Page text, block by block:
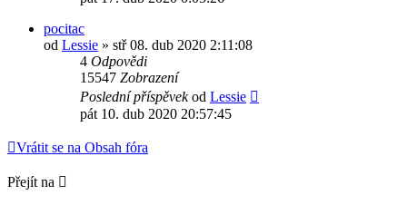
pocitac
od Lessie » stř 08. dub 2020 2:11:08
4 Odpovědi
15547 Zobrazení
Poslední příspěvekod Lessie
pát 10. dub 2020 20:57:45
Vrátit se na Obsah fóra
Přejít na